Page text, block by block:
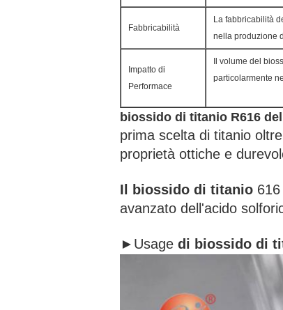
Fabbricabilità
La fabbricabilità
nella produzione
Impatto di
Performace
Il volume del
particolarmente
biossido di titanio R616
prima scelta di titanio
proprietà ottiche e
Il biossido di titanio 616
avanzato dell'acido
►Usage di biossido di